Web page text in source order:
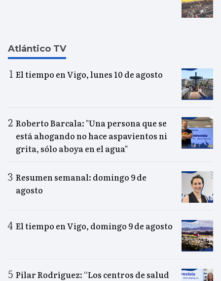
Atlántico TV
El tiempo en Vigo, lunes 10 de agosto
Roberto Barcala: "Una persona que se
está ahogando no hace aspavientos ni
grita, sólo aboya en el agua"
Resumen semanal: domingo 9 de
agosto
El tiempo en Vigo, domingo 9 de agosto
Pilar Rodríguez: “Los centros de salud